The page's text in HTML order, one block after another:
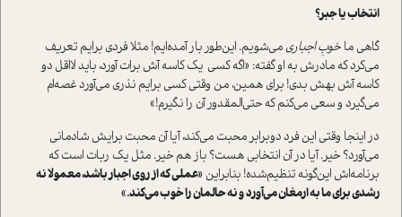
انتخاب یا جبر؟
گاهی ماخوبِ اجباری می‌شویم. این‌طور بار آمده‌ایم! مثلا فردی برایم تعریف
می‌کرد که مادرش به او گفته: «اگه کسی یک کاسه آش برات آورد، باید لااقل دو
کاسه آش بهش بدی! برای همین، من وقتی کسی برایم نذری می‌آورد غصه‌ام
می‌گیرد و سعی می‌کنم که حتی‌المقدور آن را نگیرم!»
در اینجا وقتی این فرد دوبرابر محبت می‌کند، آیا آن محبت برایش شادمانی
می‌آورد؟ خیر. آیا در آن انتخابی هست؟ باز هم خیر. مثل یک ربات است که
برنامه‌اش این‌گونه تنظیم‌شده! بنابراین «عملی که از روی اجبار باشد، معمولا نه
رشدی برای ما به ارمغان می‌آورد و نه حالمان را خوب می‌کند.»